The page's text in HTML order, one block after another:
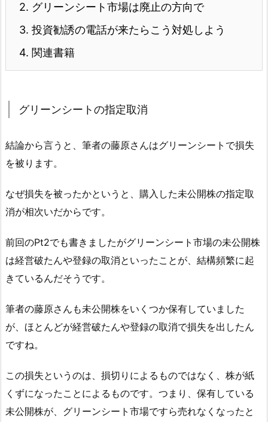
2. グリーンシート市場は廃止の方向で
3. 投資勧誘の電話が来たらこう対処しよう
4. 関連書籍
グリーンシートの指定取消
結論から言うと、筆者の藤原さんはグリーンシートで損失
を被ります。
なぜ損失を被ったかというと、購入した未公開株の指定取
消が相次いだからです。
前回のPt2でも書きましたがグリーンシート市場の未公開株
は経営破たんや登録の取消といったことが、結構頻繁に起
きているんだそうです。
筆者の藤原さんも未公開株をいくつか保有していました
が、ほとんどが経営破たんや登録の取消で損失を出したん
ですね。
この損失というのは、損切りによるものではなく、株が紙
くずになったことによるものです。つまり、保有している
未公開株が、グリーンシート市場ですら売れなくなったと